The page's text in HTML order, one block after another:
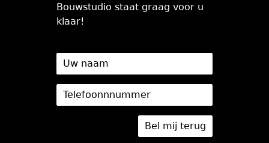
Bouwstudio staat graag voor u
klaar!